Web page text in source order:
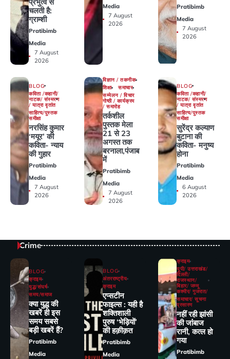
प्रभुत्व से
चलती है:
ग्राम्शी
Pratibimb
Media
7 August
2026
Media
7 August
2026
Pratibimb
Media
7 August
2026
BLOG
कविता /कहानी/
नाटक/ संस्मरण
/ यात्रा वृतांत
साहित्य/पुस्तक
समीक्षा
नरसिंह कुमार
‘मयूर’ की
कविता- न्याय
की गुहार
Pratibimb
Media
7 August
2026
विज्ञान / तकनीक
शिक्षा
समाचार
सम्मेलन / विचार
गोष्ठी / कार्यक्रम
/ समारोह
तर्कशील
पुस्तक मेला
21 से 23
अगस्त तक
बरनाला,पंजाब
में
Pratibimb
Media
7 August
2026
BLOG
कविता /कहानी/
नाटक/ संस्मरण
/ यात्रा वृतांत
साहित्य/पुस्तक
समीक्षा
सुरेंद्र कल्याण
बुटाना की
कविता- मनुष्य
होना
Pratibimb
Media
6 August
2026
Crime
BLOG
क्राइम
युद्ध/संघर्ष
समय/समाज
क्या युद्ध की
खबरें ही इस
समय सबसे
बड़ी खबरें हैं?
Pratibimb
Media
BLOG
अंतरराष्ट्रीय
क्राइम
एप्सटीन
फाइल्स : यही है
शक्तिशाली
पुरुष ‘भेड़ियों’
की हक़ीक़त
Pratibimb
Media
क्राइम
यूपी/ उत्तराखंड/
दिल्ली/
राजस्थान/
बिहार/ जम्मू
कश्मीर/ गुजरात/
समाचार/ सूचना
प्रसारण
नहीं रही झांसी
की जांंबाज
रानी, कत्‍ल हो
गया
Pratibimb